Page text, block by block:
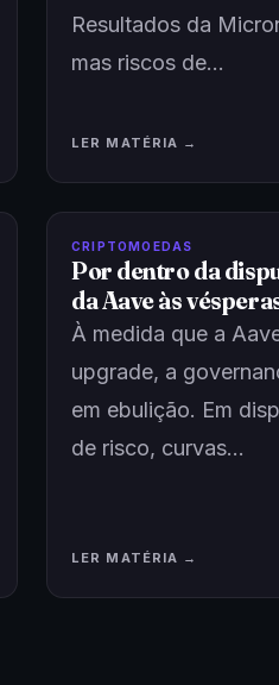
Resultados da
mas riscos de…
LER MATÉRIA →
CRIPTOMOEDAS
Por dentro da
da Aave às
À medida que a
upgrade, a
em ebulição. Em
de risco, curvas…
LER MATÉRIA →